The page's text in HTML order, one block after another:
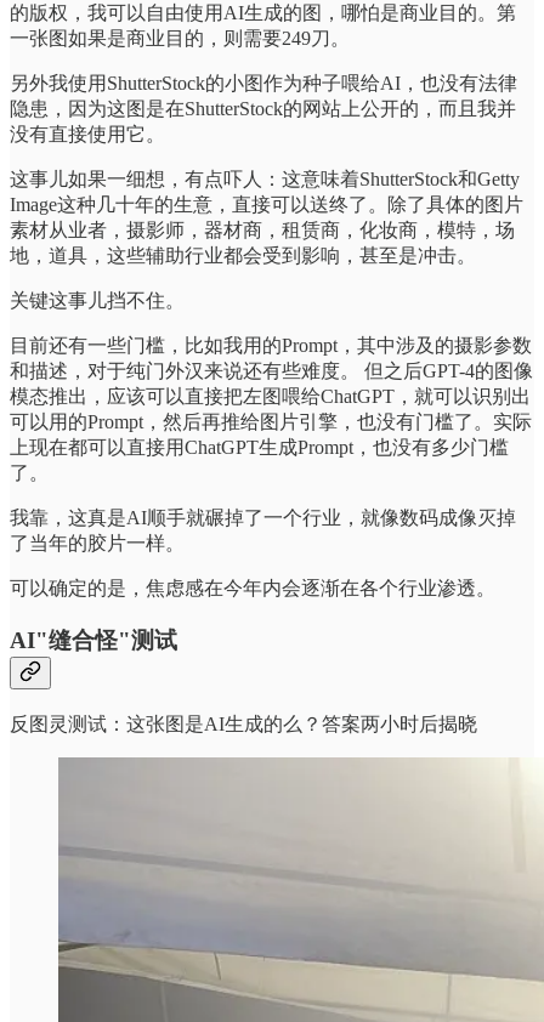
的版权，我可以自由使用AI生成的图，哪怕是商业目的。第
一张图如果是商业目的，则需要249刀。
另外我使用ShutterStock的小图作为种子喂给AI，也没有法律
隐患，因为这图是在ShutterStock的网站上公开的，而且我并
没有直接使用它。
这事儿如果一细想，有点吓人：这意味着ShutterStock和Getty
Image这种几十年的生意，直接可以送终了。除了具体的图片
素材从业者，摄影师，器材商，租赁商，化妆商，模特，场
地，道具，这些辅助行业都会受到影响，甚至是冲击。
关键这事儿挡不住。
目前还有一些门槛，比如我用的Prompt，其中涉及的摄影参数
和描述，对于纯门外汉来说还有些难度。 但之后GPT-4的图像
模态推出，应该可以直接把左图喂给ChatGPT，就可以识别出
可以用的Prompt，然后再推给图片引擎，也没有门槛了。实际
上现在都可以直接用ChatGPT生成Prompt，也没有多少门槛
了。
我靠，这真是AI顺手就碾掉了一个行业，就像数码成像灭掉
了当年的胶片一样。
可以确定的是，焦虑感在今年内会逐渐在各个行业渗透。
AI"缝合怪"测试
反图灵测试：这张图是AI生成的么？答案两小时后揭晓